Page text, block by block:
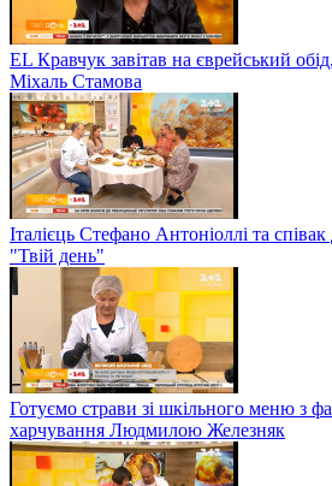
EL Кравчук завітав на єврейський
Міхаль Стамова
Італієць Стефано Антоніоллі та
"Твій день"
Готуємо страви зі шкільного меню з
харчування Людмилою Железняк